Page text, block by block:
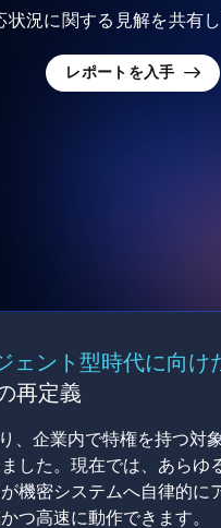
状況に関する見解を共有し
レポートを入手
ェント型時代に向け
再定義
、企業内で特権を持つ対
した。現在では、あらゆ
機密システムへ自律的に
つ高速に動作できます。